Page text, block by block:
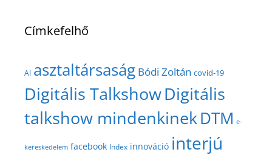
Címkefelhő
AI asztaltársaság Bódi Zoltán covid-19
Digitális TalkshowDigitális
talkshow mindenkinekDTM e-
kereskedelem facebook Index innováció interjú